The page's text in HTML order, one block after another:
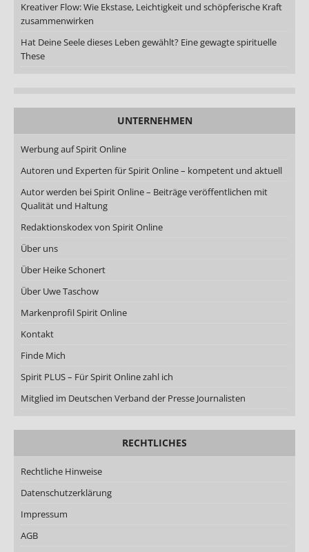
Kreativer Flow: Wie Ekstase, Leichtigkeit und schöpferische Kraft
zusammenwirken
Hat Deine Seele dieses Leben gewählt? Eine gewagte spirituelle
These
UNTERNEHMEN
Werbung auf Spirit Online
Autoren und Experten für Spirit Online – kompetent und aktuell
Autor werden bei Spirit Online – Beiträge veröffentlichen mit
Qualität und Haltung
Redaktionskodex von Spirit Online
Über uns
Über Heike Schonert
Über Uwe Taschow
Markenprofil Spirit Online
Kontakt
Finde Mich
Spirit PLUS – Für Spirit Online zahl ich
Mitglied im Deutschen Verband der Presse Journalisten
RECHTLICHES
Rechtliche Hinweise
Datenschutzerklärung
Impressum
AGB